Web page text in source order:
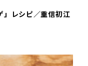
」レシピ／重信初江